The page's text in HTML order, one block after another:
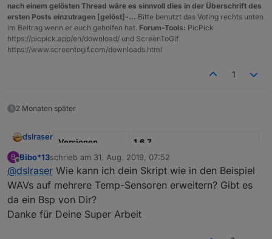
nach einem gelösten Thread wäre es sinnvoll dies in der Überschrift des
ersten Posts einzutragen [gelöst]-... Bitte benutzt das Voting rechts unten
im Beitrag wenn er euch geholfen hat. Forum-Tools: PicPick
https://picpick.app/en/download/ und ScreenToGif
https://www.screentogif.com/downloads.html
1
2 Monaten später
dslraser
Versionen 1.6.7
23.12.2020
Typ
Blockly mit JavaScript
verwendete
je nach dem was im Blockly
B
Offline
Bibo*13schrieb am 31. Aug. 2019, 07:52
zuletzt editiert von
@dslraser Wie kann ich dein Skript wie in den Beispiel
WAVs auf mehrere Temp-Sensoren erweitern? Gibt es
da ein Bsp von Dir?
Danke für Deine Super Arbeit